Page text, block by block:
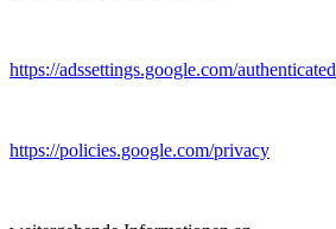
https://adssettings.google.com/authenticated
https://policies.google.com/privacy